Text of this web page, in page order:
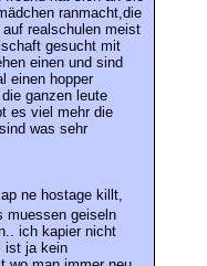
ranmacht,die
realschulen meist
gesucht mit
einen und sind
einen hopper
ganzen leute
es viel mehr die
was sehr
ne hostage killt,
muessen geiseln
ich kapier nicht
ist ja kein